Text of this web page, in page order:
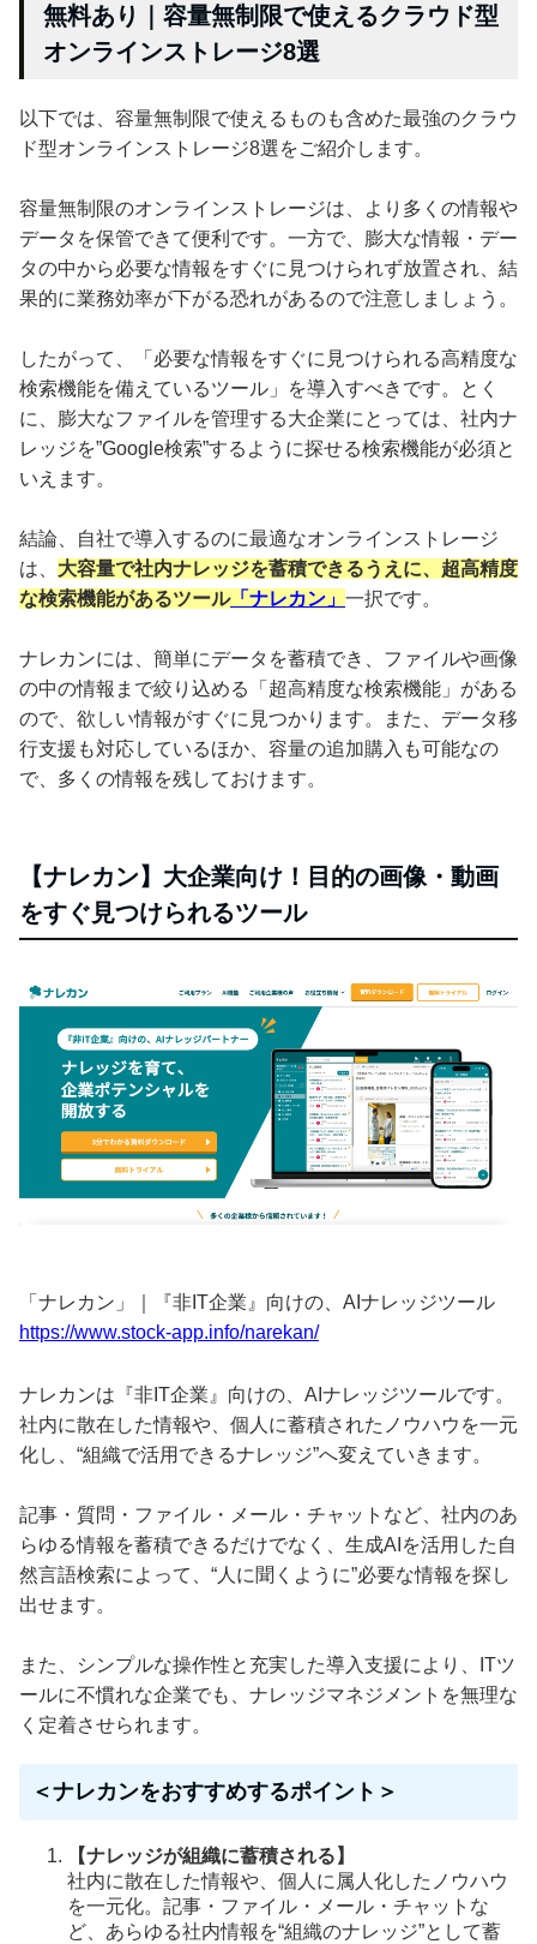
無料あり｜容量無制限で使えるクラウド型
オンラインストレージ8選
以下では、容量無制限で使えるものも含めた最強のクラウ
ド型オンラインストレージ8選をご紹介します。
容量無制限のオンラインストレージは、より多くの情報や
データを保管できて便利です。一方で、膨大な情報・デー
タの中から必要な情報をすぐに見つけられず放置され、結
果的に業務効率が下がる恐れがあるので注意しましょう。
したがって、「必要な情報をすぐに見つけられる高精度な
検索機能を備えているツール」を導入すべきです。とく
に、膨大なファイルを管理する大企業にとっては、社内ナ
レッジを”Google検索”するように探せる検索機能が必須と
いえます。
結論、自社で導入するのに最適なオンラインストレージ
は、 大容量で社内ナレッジを蓄積できるうえに、超高精度
な検索機能があるツール「ナレカン」 一択です。
ナレカンには、簡単にデータを蓄積でき、ファイルや画像
の中の情報まで絞り込める「超高精度な検索機能」がある
ので、欲しい情報がすぐに見つかります。また、データ移
行支援も対応しているほか、容量の追加購入も可能なの
で、多くの情報を残しておけます。
【ナレカン】大企業向け！目的の画像・動画
をすぐ見つけられるツール
「ナレカン」｜『非IT企業』向けの、AIナレッジツール
https://www.stock-app.info/narekan/
ナレカンは『非IT企業』向けの、AIナレッジツールです。
社内に散在した情報や、個人に蓄積されたノウハウを一元
化し、“組織で活用できるナレッジ”へ変えていきます。
記事・質問・ファイル・メール・チャットなど、社内のあ
らゆる情報を蓄積できるだけでなく、生成AIを活用した自
然言語検索によって、“人に聞くように”必要な情報を探し
出せます。
また、シンプルな操作性と充実した導入支援により、ITツ
ールに不慣れな企業でも、ナレッジマネジメントを無理な
く定着させられます。
＜ナレカンをおすすめするポイント＞
【ナレッジが組織に蓄積される】
社内に散在した情報や、個人に属人化したノウハウ
を一元化。記事・ファイル・メール・チャットな
ど、あらゆる社内情報を“組織のナレッジ”として蓄